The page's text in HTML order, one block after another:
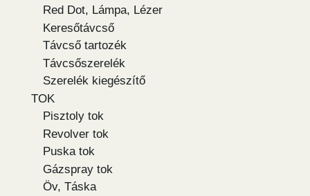
Red Dot, Lámpa, Lézer
Keresőtávcső
Távcső tartozék
Távcsőszerelék
Szerelék kiegészítő
TOK
Pisztoly tok
Revolver tok
Puska tok
Gázspray tok
Öv, Táska